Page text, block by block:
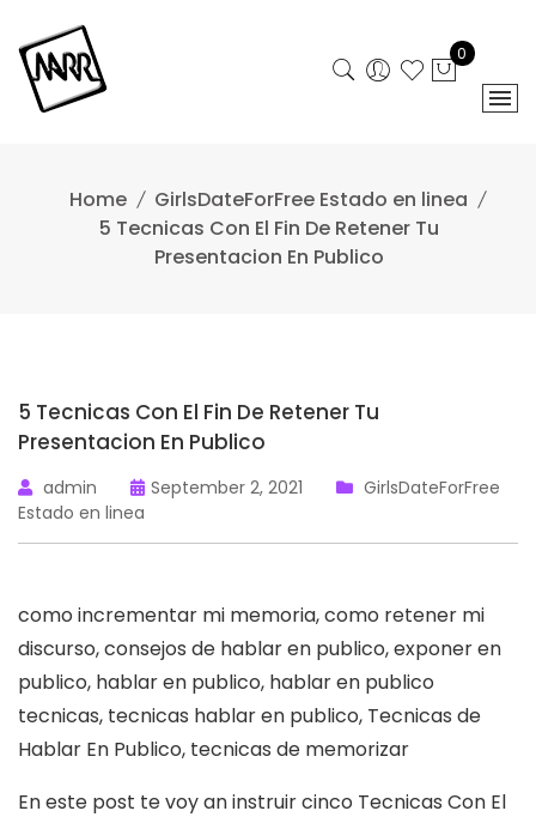
content
0
Home
GirlsDateForFree Estado en linea
5 Tecnicas Con El Fin De Retener Tu
Presentacion En Publico
5 Tecnicas Con El Fin De Retener Tu
Presentacion En Publico
admin September 2, 2021
GirlsDateForFree
Estado en linea
como incrementar mi memoria, como retener mi
discurso, consejos de hablar en publico, exponer en
publico, hablar en publico, hablar en publico
tecnicas, tecnicas hablar en publico, Tecnicas de
Hablar En Publico, tecnicas de memorizar
En este post te voy an instruir cinco Tecnicas Con El